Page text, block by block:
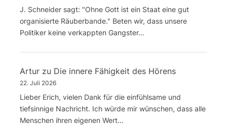
J. Schneider sagt: "Ohne Gott ist ein Staat eine gut
organisierte Räuberbande." Beten wir, dass unsere
Politiker keine verkappten Gangster…
Artur zu Die innere Fähigkeit des Hörens
22. Juli 2026
Lieber Erich, vielen Dank für die einfühlsame und
tiefsinnige Nachricht. Ich würde mir wünschen, dass alle
Menschen ihren eigenen Wert…